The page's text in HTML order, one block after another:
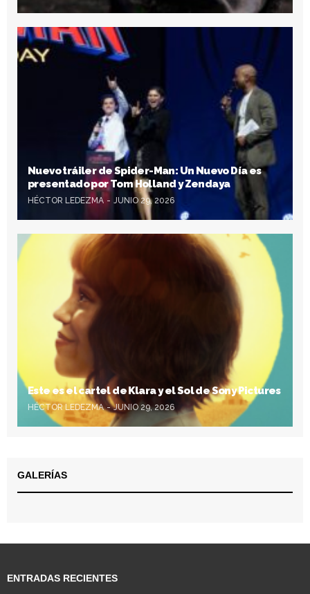
Nuevo tráiler de Spider-Man: Un Nuevo Día es
presentado por Tom Holland y Zendaya
HÉCTOR LEDEZMA JUNIO 29, 2026
Este es el cartel de Klara y el Sol de Sony Pictures
HÉCTOR LEDEZMA JUNIO 29, 2026
GALERÍAS
ENTRADAS RECIENTES